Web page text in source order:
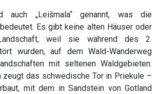
auch „Leišmala“ genannt, was die
Es gibt keine alten Häuser oder
weil sie während des 2.
wurden, auf dem Wald-Wanderweg
mit seltenen Waldgebieten.
zeugt das schwedische Tor in Priekule –
mit dem in Sandstein von Gotland